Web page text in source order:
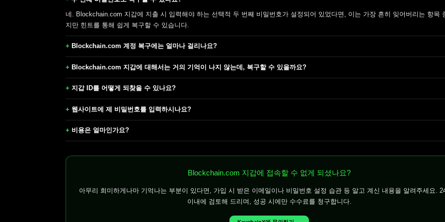
네. Blockchain.com 지갑에 지출 시 입력해야 하는 선택적 두 번째 비밀번호가 설정되어 있었다면, 이는 가장 흔히 잊어버리는 항목
지만 힌트를 통해 쉽게 복구할 수 있습니다.
Blockchain.com 계정 복구에는 얼마나 걸리나요?
Blockchain.com 지갑에 대해서는 거의 기억이 나지 않는데, 복구할 수 있을까요?
지갑 ID를 어떻게 되찾을 수 있나요?
웹사이트에 제 비밀번호를 입력하시나요?
비용은 얼마인가요?
Blockchain.com 지갑에 접속할 수 없게 되셨나요?
아무리 희미하게나마 기억나는 부분이 있다면, 가입 시 받은 이메일이나 비밀번호 설정 습관 등 알고 계신 내용을 알려주세요.
이내에 검토해 드리며, 성공 시에만 수수료를 청구합니다.